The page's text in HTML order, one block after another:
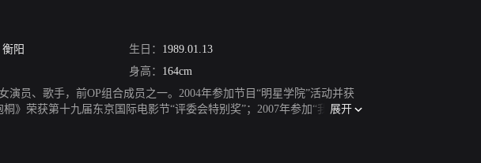
衡阳 生日： 1989.01.13
身高： 164cm
员、歌手，前OP组合成员之一。2004年参加节目“明星学院”活动并获
》荣获第十九届东京国际电影节“评委会特别奖”；2007年参加“我型我
年出演电影《致我们终将逝去的青春》中朱小北而获得更高的知名
》、《幸运是我》。2018年电视剧《新万家灯火》（原名《江城三
举办发布会；电影《余生请多指教》参展北京国际电影节。2018年9月，
展开